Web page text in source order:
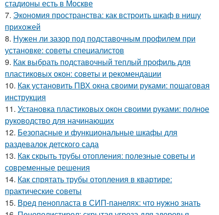
стадионы есть в Москве
7. Экономия пространства: как встроить шкаф в нишу
прихожей
8. Нужен ли зазор под подставочным профилем при
установке: советы специалистов
9. Как выбрать подставочный теплый профиль для
пластиковых окон: советы и рекомендации
10. Как установить ПВХ окна своими руками: пошаговая
инструкция
11. Установка пластиковых окон своими руками: полное
руководство для начинающих
12. Безопасные и функциональные шкафы для
раздевалок детского сада
13. Как скрыть трубы отопления: полезные советы и
современные решения
14. Как спрятать трубы отопления в квартире:
практические советы
15. Вред пенопласта в СИП-панелях: что нужно знать